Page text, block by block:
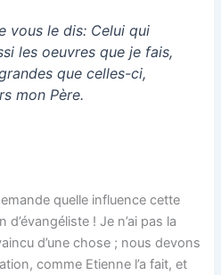
vous le dis: Celui qui
les oeuvres que je fais,
que celles-ci,
mon Père.
quelle influence cette
! Je n’ai pas la
d’une chose ; nous devons
comme Etienne l’a fait, et